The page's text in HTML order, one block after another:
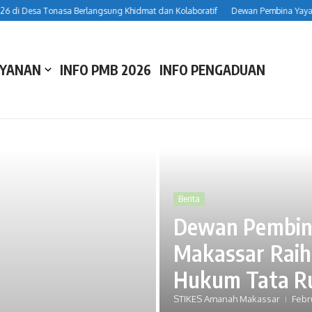
di Desa Tonasa Berlangsung Khidmat dan Kolaboratif Dewan Pembina
INFO PMB 2026 INFO PENGADUAN
Berita
Dewan
Makassar
Hukum Tata
STIKES Amanah Makassar
Berita